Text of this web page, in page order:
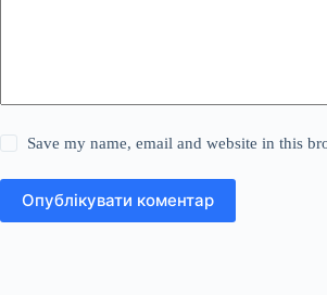
Save my name, email and website in this
Опублікувати коментар